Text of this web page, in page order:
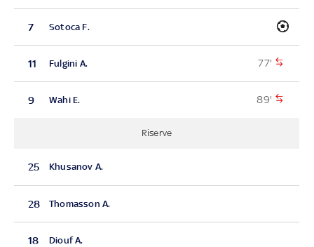
7 Sotoca F.
11 Fulgini A. 77'
9 Wahi E. 89'
Riserve
25 Khusanov A.
28 Thomasson A.
18 Diouf A.